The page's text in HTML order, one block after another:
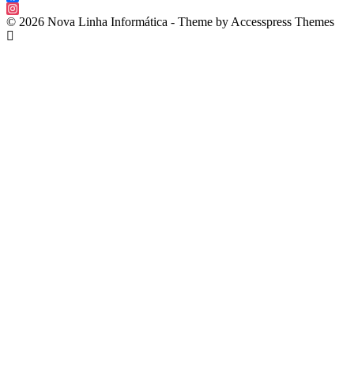
Facebook
Instagram
© 2026 Nova Linha Informática - Theme by Accesspress Themes